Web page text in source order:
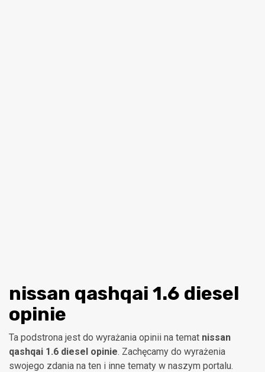
nissan qashqai 1.6 diesel
opinie
Ta podstrona jest do wyrażania opinii na temat nissan
qashqai 1.6 diesel opinie. Zachęcamy do wyrażenia
swojego zdania na ten i inne tematy w naszym portalu.